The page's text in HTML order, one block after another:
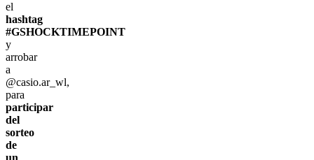
el
hashtag
#GSHOCKTIMEPOINT
y
arrobar
a
@casio.ar_wl,
para
participar
del
sorteo
de